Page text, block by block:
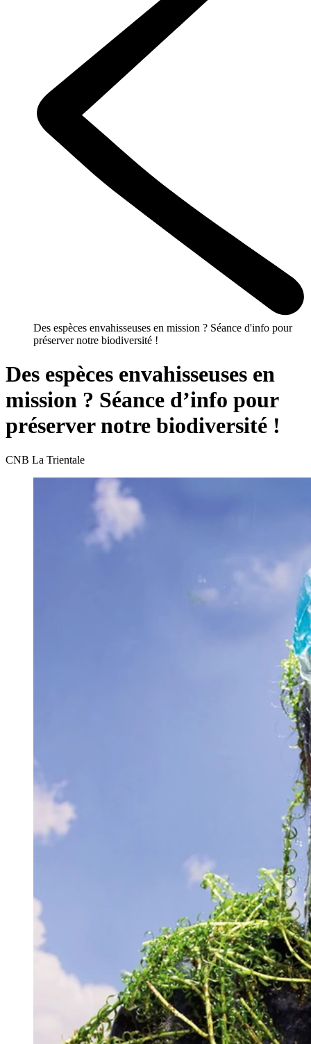
Des espèces envahisseuses en mission ? Séance d'info pour
préserver notre biodiversité !
Des espèces envahisseuses en
mission ? Séance d’info pour
préserver notre biodiversité !
CNB La Trientale